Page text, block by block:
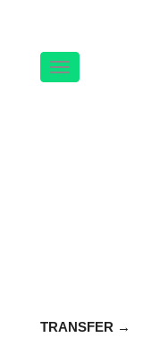
Navigation
TRANSFER